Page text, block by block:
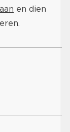
en dien